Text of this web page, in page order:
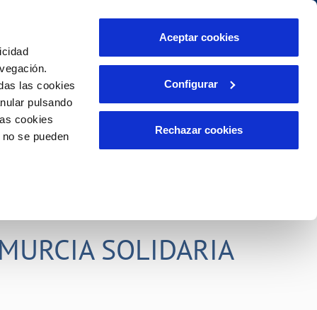
las cookies
pulsando
cookies
se pueden
Aceptar cookies
Configurar
Rechazar cookies
INCIDENCIAS
Comunica anomalías o posibles
PORTAL DE TRANSPARENCIA
Área de clientes
SOLIDARIA